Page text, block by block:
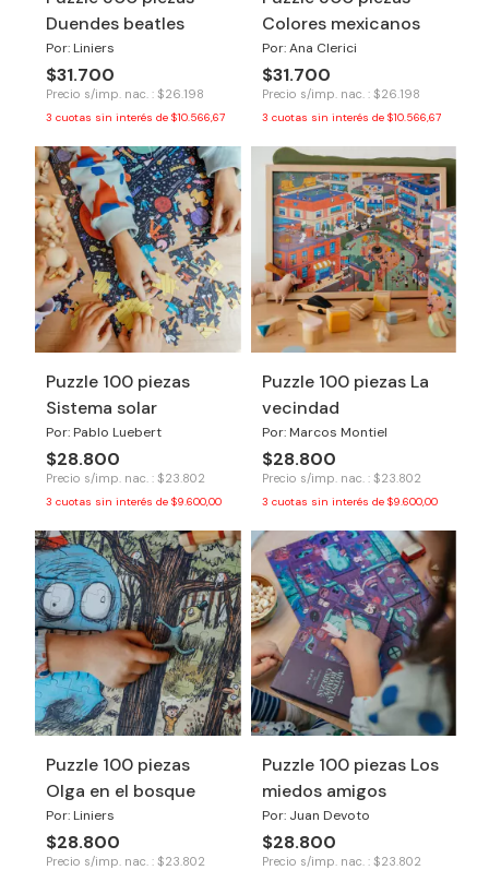
Duendes beatles
Por: Liniers
$31.700
Precio s/imp. nac. : $26.198
3 cuotas sin interés de $10.566,67
Colores mexicanos
Por: Ana Clerici
$31.700
Precio s/imp. nac. : $26.198
3 cuotas sin interés de $10.566,67
Puzzle 100 piezas
Sistema solar
Por: Pablo Luebert
$28.800
Precio s/imp. nac. : $23.802
3 cuotas sin interés de $9.600,00
Puzzle 100 piezas La
vecindad
Por: Marcos Montiel
$28.800
Precio s/imp. nac. : $23.802
3 cuotas sin interés de $9.600,00
Puzzle 100 piezas
Olga en el bosque
Por: Liniers
$28.800
Precio s/imp. nac. : $23.802
Puzzle 100 piezas Los
miedos amigos
Por: Juan Devoto
$28.800
Precio s/imp. nac. : $23.802